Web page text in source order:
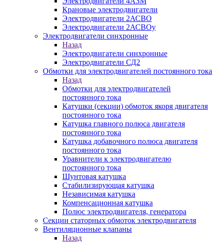
Крановые электродвигатели
Электродвигатели 2АСВО
Электродвигатели 2АСВОу
Электродвигатели синхронные
Назад
Электродвигатели синхронные
Электродвигатели СД2
Обмотки для электродвигателей постоянного тока
Назад
Обмотки для электродвигателей
постоянного тока
Катушки (секции) обмоток якоря двигателя
постоянного тока
Катушка главного полюса двигателя
постоянного тока
Катушка добавочного полюса двигателя
постоянного тока
Уравнители к электродвигателю
постоянного тока
Шунтовая катушка
Стабилизирующая катушка
Независимая катушка
Компенсационная катушка
Полюс электродвигателя, генератора
Секции статорных обмоток электродвигателя
Вентиляционные клапаны
Назад